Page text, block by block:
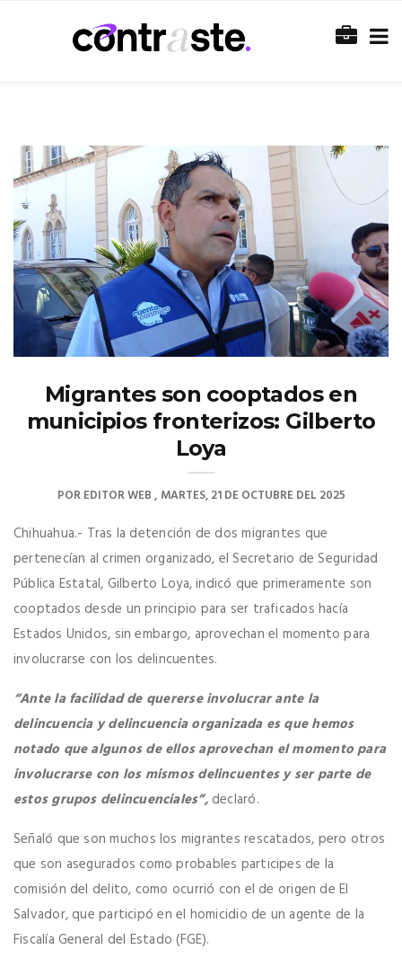
Migrantes son cooptados en
municipios fronterizos: Gilberto
Loya
POREDITOR WEB MARTES, 21 DE OCTUBRE DEL 2025
Chihuahua.- Tras la detención de dos migrantes que
pertenecían al crimen organizado, el Secretario de Seguridad
Pública Estatal, Gilberto Loya, indicó que primeramente son
cooptados desde un principio para ser traficados hacía
Estados Unidos, sin embargo, aprovechan el momento para
involucrarse con los delincuentes.
“Ante la facilidad de quererse involucrar ante la
delincuencia y delincuencia organizada es que hemos
notado que algunos de ellos aprovechan el momento para
involucrarse con los mismos delincuentes y ser parte de
estos grupos delincuenciales”,declaró.
Señaló que son muchos los migrantes rescatados, pero otros
que son asegurados como probables participes de la
comisión del delito, como ocurrió con el de origen de El
Salvador, que participó en el homicidio de un agente de la
Fiscalía General del Estado (FGE).